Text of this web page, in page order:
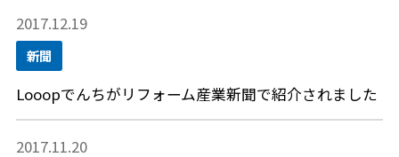
2017.12.19
新聞
Looopでんちがリフォーム産業新聞で紹介されました
2017.11.20